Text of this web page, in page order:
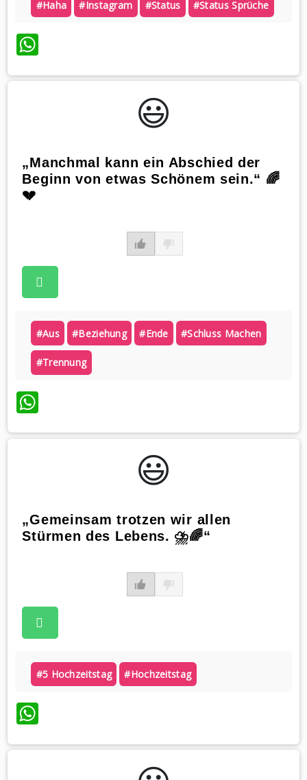
#haha #instagram #status #status Sprüche
WhatsApp
😃️
„Manchmal kann ein Abschied der
Beginn von etwas Schönem sein.“ 🌈
💔
#aus #beziehung #ende #schluss Machen
#trennung
WhatsApp
😃️
„Gemeinsam trotzen wir allen
Stürmen des Lebens. ⛈️🌈“
#5 Hochzeitstag #hochzeitstag
WhatsApp